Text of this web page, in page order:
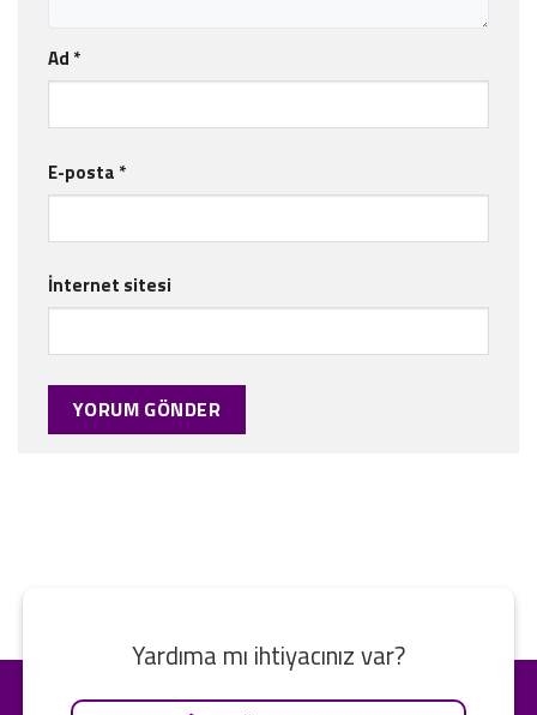
Ad *
E-posta *
İnternet sitesi
Yardıma mı ihtiyacınız var?